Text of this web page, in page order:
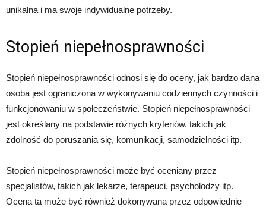
unikalna i ma swoje indywidualne potrzeby.
Stopień niepełnosprawności
Stopień niepełnosprawności odnosi się do oceny, jak bardzo dana
osoba jest ograniczona w wykonywaniu codziennych czynności i
funkcjonowaniu w społeczeństwie. Stopień niepełnosprawności
jest określany na podstawie różnych kryteriów, takich jak
zdolność do poruszania się, komunikacji, samodzielności itp.
Stopień niepełnosprawności może być oceniany przez
specjalistów, takich jak lekarze, terapeuci, psycholodzy itp.
Ocena ta może być również dokonywana przez odpowiednie